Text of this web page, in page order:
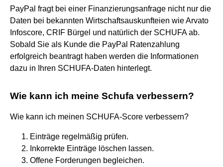
PayPal fragt bei einer Finanzierungsanfrage nicht nur die
Daten bei bekannten Wirtschaftsauskunfteien wie Arvato
Infoscore, CRIF Bürgel und natürlich der SCHUFA ab.
Sobald Sie als Kunde die PayPal Ratenzahlung
erfolgreich beantragt haben werden die Informationen
dazu in Ihren SCHUFA-Daten hinterlegt.
Wie kann ich meine Schufa verbessern?
Wie kann ich meinen SCHUFA-Score verbessern?
Einträge regelmäßig prüfen.
Inkorrekte Einträge löschen lassen.
Offene Forderungen begleichen.